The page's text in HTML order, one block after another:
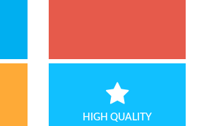
HIGH QUALITY